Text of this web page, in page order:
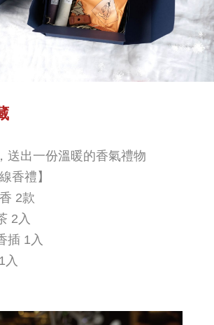
送出一份溫暖的香氣禮物
香禮】
2款
2入
插 1入
入